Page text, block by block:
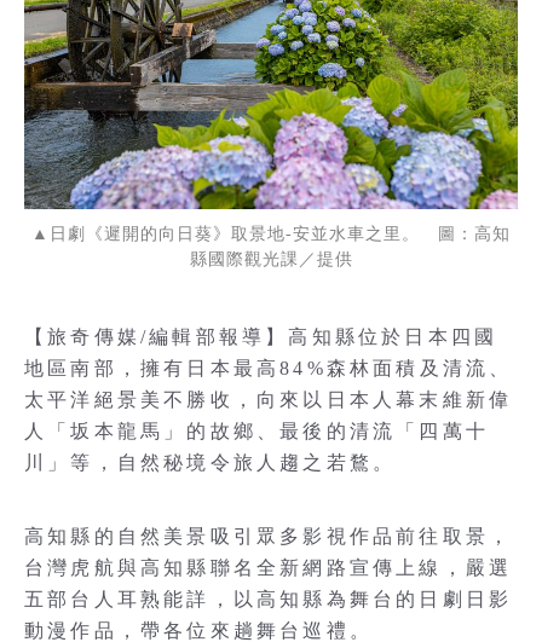
▲日劇《遲開的向日葵》取景地-安並水車之里。 圖：高知
縣國際觀光課／提供
【旅奇傳媒/編輯部報導】高知縣位於日本四國
地區南部，擁有日本最高84%森林面積及清流、
太平洋絕景美不勝收，向來以日本人幕末維新偉
人「坂本龍馬」的故鄉、最後的清流「四萬十
川」等，自然秘境令旅人趨之若鶩。
高知縣的自然美景吸引眾多影視作品前往取景，
台灣虎航與高知縣聯名全新網路宣傳上線，嚴選
五部台人耳熟能詳，以高知縣為舞台的日劇日影
動漫作品，帶各位來趟舞台巡禮。